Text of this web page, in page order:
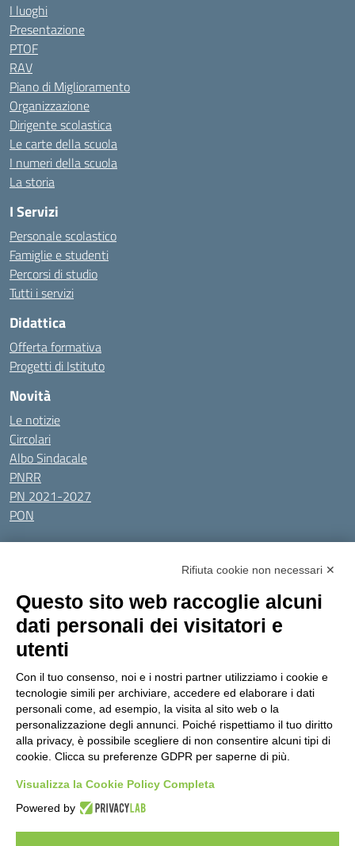
I luoghi
Presentazione
PTOF
RAV
Piano di Miglioramento
Organizzazione
Dirigente scolastica
Le carte della scuola
I numeri della scuola
La storia
I Servizi
Personale scolastico
Famiglie e studenti
Percorsi di studio
Tutti i servizi
Didattica
Offerta formativa
Progetti di Istituto
Novità
Le notizie
Circolari
Albo Sindacale
PNRR
PN 2021-2027
PON
Tutti gli argomenti
Amministrazione Trasparente
Privacy Policy
Dichiarazione di accessibilitàObiettivi di accessibilità
Seguici su:
Indirizzo:Via Gaetano Donizetti 30, Collegno
Centralino:0114053925 Email: toic8cg002@istruzione.it
Posta elettronica certificata (PEC):toic8cg002@pec.istruzione.it
Codice fiscale: 95641450010
Codice Indice delle Pubbliche Amministrazioni (IPA): D0ZZDV0V
Codice unico di fatturazione (CUF): FJDH3Z
Copyright 2023 © ISTITUTO COMPRENSIVO "GUGLIELMO MARCONI" |
Rifiuta cookie non necessari ✕
Questo sito web raccoglie alcuni
dati personali dei visitatori e
utenti
Con il tuo consenso, noi e i nostri partner utilizziamo i cookie e
tecnologie simili per archiviare, accedere ed elaborare i dati
personali come, ad esempio, la visita al sito web o la
personalizzazione degli annunci. Poiché rispettiamo il tuo diritto
alla privacy, è possibile scegliere di non consentire alcuni tipi di
cookie. Clicca su preferenze GDPR per saperne di più.
Visualizza la Cookie Policy Completa
Powered by